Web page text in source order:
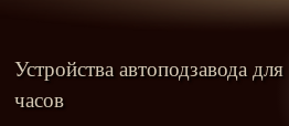
Устройства автоподзавода для
часов